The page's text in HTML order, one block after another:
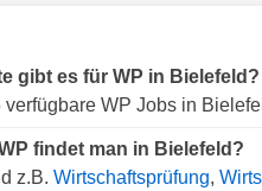
gibt es für WP in Bielefeld?
verfügbare WP Jobs in
findet man in Bielefeld?
z.B. Wirtschaftsprüfung,